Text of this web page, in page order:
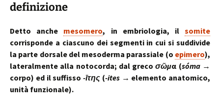
definizione
Detto anche mesomero, in embriologia, ilsomite
corrisponde a ciascuno dei segmenti in cui si suddivide
la parte dorsale del mesoderma parassiale (o epimero),
lateralmente alla notocorda; dal grecoσῶμα (sóma→
corpo) ed il suffisso -ῑτης (-ites→ elemento anatomico,
unità funzionale).